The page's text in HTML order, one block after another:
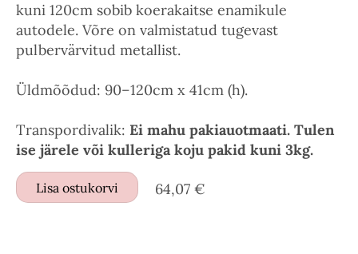
kuni 120cm sobib koerakaitse enamikule
autodele. Võre on valmistatud tugevast
pulbervärvitud metallist.
Üldmõõdud: 90–120cm x 41cm (h).
Transpordivalik: Ei mahu pakiauotmaati. Tulen
ise järele või kulleriga koju pakid kuni 3kg.
Lisa ostukorvi 64,07 €